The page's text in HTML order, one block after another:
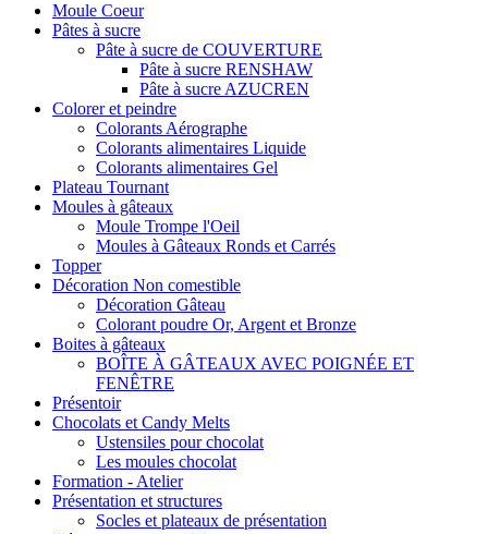
Moule Coeur
Pâtes à sucre
Pâte à sucre de COUVERTURE
Pâte à sucre RENSHAW
Pâte à sucre AZUCREN
Colorer et peindre
Colorants Aérographe
Colorants alimentaires Liquide
Colorants alimentaires Gel
Plateau Tournant
Moules à gâteaux
Moule Trompe l'Oeil
Moules à Gâteaux Ronds et Carrés
Topper
Décoration Non comestible
Décoration Gâteau
Colorant poudre Or, Argent et Bronze
Boites à gâteaux
BOÎTE À GÂTEAUX AVEC POIGNÉE ET
FENÊTRE
Présentoir
Chocolats et Candy Melts
Ustensiles pour chocolat
Les moules chocolat
Formation - Atelier
Présentation et structures
Socles et plateaux de présentation